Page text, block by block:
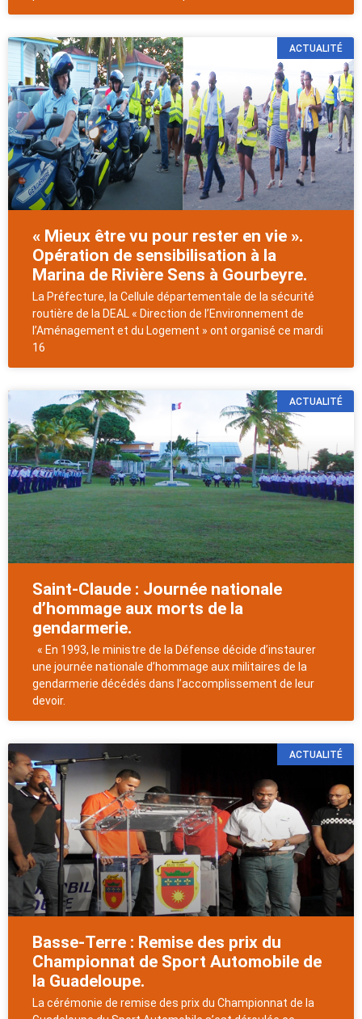
ACTUALITÉ
« Mieux être vu pour rester en vie ».
Opération de sensibilisation à la
Marina de Rivière Sens à Gourbeyre.
La Préfecture, la Cellule départementale de la sécurité
routière de la DEAL « Direction de l’Environnement de
l’Aménagement et du Logement » ont organisé ce mardi
16
ACTUALITÉ
Saint-Claude : Journée nationale
d’hommage aux morts de la
gendarmerie.
« En 1993, le ministre de la Défense décide d’instaurer
une journée nationale d’hommage aux militaires de la
gendarmerie décédés dans l’accomplissement de leur
devoir.
ACTUALITÉ
Basse-Terre : Remise des prix du
Championnat de Sport Automobile de
la Guadeloupe.
La cérémonie de remise des prix du Championnat de la